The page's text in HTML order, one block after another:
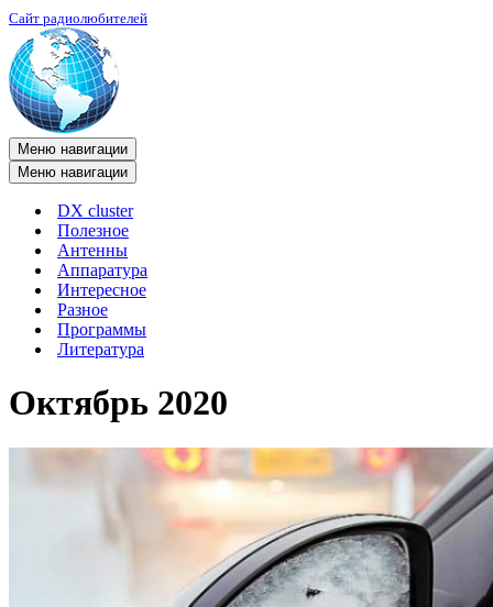
Сайт радиолюбителей
Меню навигации
Меню навигации
DX cluster
Полезное
Антенны
Аппаратура
Интересное
Разное
Программы
Литература
Октябрь 2020